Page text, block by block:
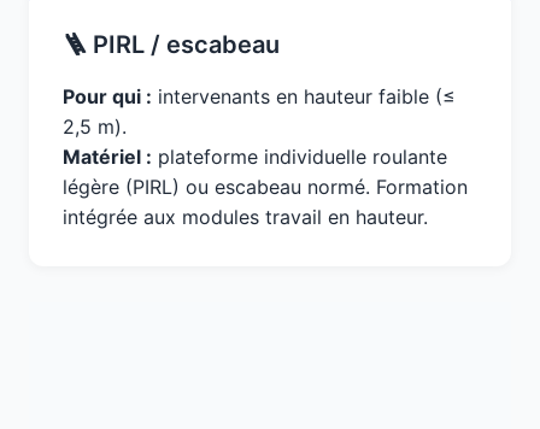
🪜 PIRL / escabeau
Pour qui : intervenants en hauteur faible (≤
2,5 m).
Matériel : plateforme individuelle roulante
légère (PIRL) ou escabeau normé. Formation
intégrée aux modules travail en hauteur.